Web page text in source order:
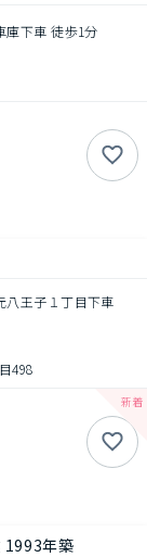
庫下車 徒歩1分
八王子１丁目下車
498
1993年築